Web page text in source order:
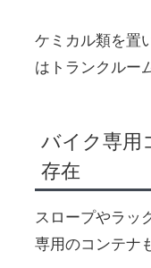
ケミカル類を置
はトランクルー
バイク専用
存在
スロープやラッ
専用のコンテナ